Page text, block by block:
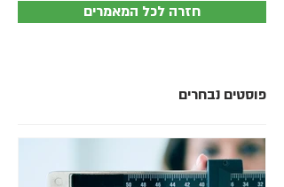
חזרה לכל המאמרים
פוסטים נבחרים